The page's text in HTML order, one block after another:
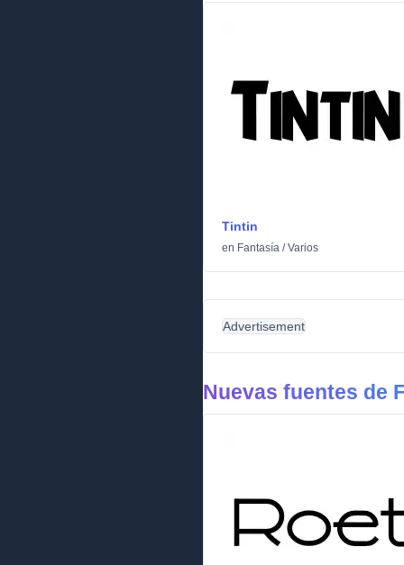
Tintin
en Fantasía /Varios
Advertisement
Nuevas fuentes de